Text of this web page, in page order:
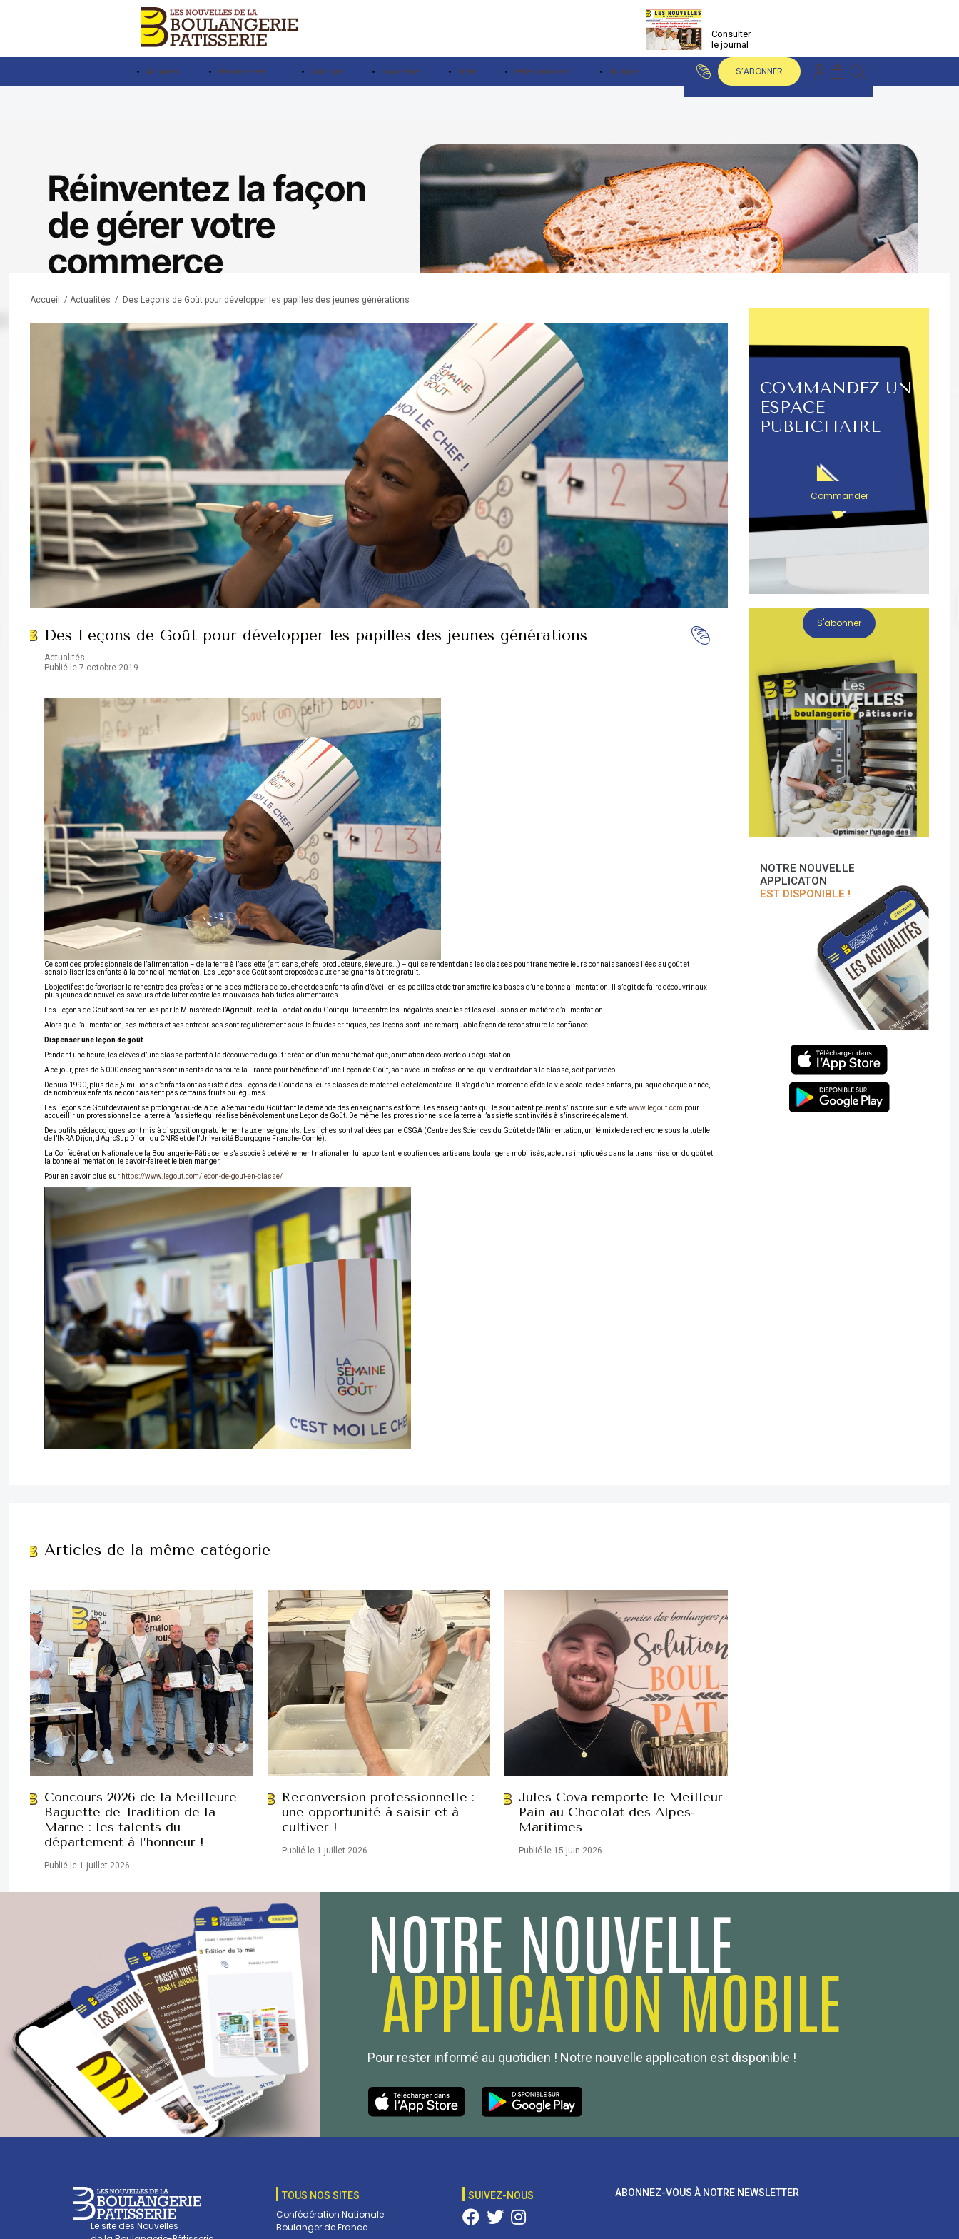
Consulter
le journal
Actualités Rencontre avec… Juridique Savoir-faire Santé Petites annonces Boutique S’ABONNER
Accueil / Actualités / Des Leçons de Goût pour développer les papilles des jeunes générations
Des Leçons de Goût pour développer les papilles des jeunes générations
Actualités
Publié le 7 octobre 2019
Ce sont des professionnels de l’alimentation – de la terre à l’assiette (artisans, chefs, producteurs, éleveurs…) – qui se rendent dans les classes pour transmettre leurs connaissances liées au goût et
sensibiliser les enfants à la bonne alimentation. Les Leçons de Goût sont proposées aux enseignants à titre gratuit.
L’objectif est de favoriser la rencontre des professionnels des métiers de bouche et des enfants afin d’éveiller les papilles et de transmettre les bases d’une bonne alimentation. Il s’agit de faire découvrir aux
plus jeunes de nouvelles saveurs et de lutter contre les mauvaises habitudes alimentaires.
Les Leçons de Goût sont soutenues par le Ministère de l’Agriculture et la Fondation du Goût qui lutte contre les inégalités sociales et les exclusions en matière d’alimentation.
Alors que l’alimentation, ses métiers et ses entreprises sont régulièrement sous le feu des critiques, ces leçons sont une remarquable façon de reconstruire la confiance.
Dispenser une leçon de goût
Pendant une heure, les élèves d’une classe partent à la découverte du goût : création d’un menu thématique, animation découverte ou dégustation.
A ce jour, près de 6 000 enseignants sont inscrits dans toute la France pour bénéficier d’une Leçon de Goût, soit avec un professionnel qui viendrait dans la classe, soit par vidéo.
Depuis 1990, plus de 5,5 millions d’enfants ont assisté à des Leçons de Goût dans leurs classes de maternelle et élémentaire. Il s’agit d’un moment clef de la vie scolaire des enfants, puisque chaque année,
de nombreux enfants ne connaissent pas certains fruits ou légumes.
Les Leçons de Goût devraient se prolonger au-delà de la Semaine du Goût tant la demande des enseignants est forte. Les enseignants qui le souhaitent peuvent s’inscrire sur le sitewww.legout.com pour
accueillir un professionnel de la terre à l’assiette qui réalise bénévolement une Leçon de Goût. De même, les professionnels de la terre à l’assiette sont invités à s’inscrire également.
Des outils pédagogiques sont mis à disposition gratuitement aux enseignants. Les fiches sont validées par le CSGA (Centre des Sciences du Goût et de l’Alimentation, unité mixte de recherche sous la tutelle
de l’INRA Dijon, d’AgroSup Dijon, du CNRS et de l’Université Bourgogne Franche-Comté).
La Confédération Nationale de la Boulangerie-Pâtisserie s’associe à cet événement national en lui apportant le soutien des artisans boulangers mobilisés, acteurs impliqués dans la transmission du goût et
la bonne alimentation, le savoir-faire et le bien manger.
Pour en savoir plus sur https://www.legout.com/lecon-de-gout-en-classe/
COMMANDEZ UN
ESPACE
PUBLICITAIRE
Commander
S'abonner
NOTRE NOUVELLE
APPLICATON
EST DISPONIBLE !
Articles de la même catégorie
Concours 2026 de la Meilleure
Baguette de Tradition de la
Marne : les talents du
département à l’honneur !
Publié le 1 juillet 2026
Reconversion professionnelle :
une opportunité à saisir et à
cultiver !
Publié le 1 juillet 2026
Jules Cova remporte le Meilleur
Pain au Chocolat des Alpes-
Maritimes
Publié le 15 juin 2026
NOTRE NOUVELLE
APPLICATION MOBILE
Pour rester informé au quotidien ! Notre nouvelle application est disponible !
Le site des Nouvelles
TOUS NOS SITES
Confédération Nationale
Boulanger de France
SUIVEZ-NOUS ABONNEZ-VOUS À NOTRE NEWSLETTER